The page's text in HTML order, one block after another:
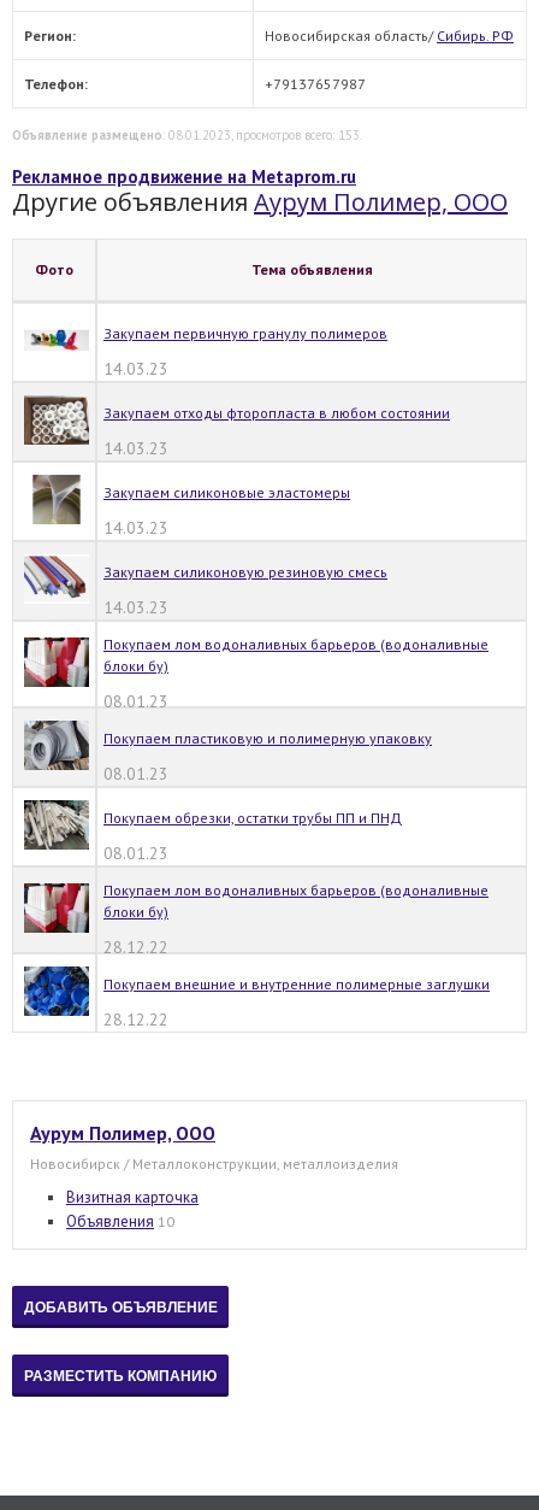
Регион: Новосибирская область/ Сибирь. РФ
Телефон: +79137657987
Объявление размещено: 08.01.2023, просмотров всего: 153.
Рекламное продвижение на Metaprom.ru
Другие объявления Аурум Полимер, ООО
Фото Тема объявления
Закупаем первичную гранулу полимеров
14.03.23
Закупаем отходы фторопласта в любом состоянии
14.03.23
Закупаем силиконовые эластомеры
14.03.23
Закупаем силиконовую резиновую смесь
14.03.23
Покупаем лом водоналивных барьеров (водоналивные
блоки бу)
08.01.23
Покупаем пластиковую и полимерную упаковку
08.01.23
Покупаем обрезки, остатки трубы ПП и ПНД
08.01.23
Покупаем лом водоналивных барьеров (водоналивные
блоки бу)
28.12.22
Покупаем внешние и внутренние полимерные заглушки
28.12.22
Аурум Полимер, ООО
Новосибирск / Металлоконструкции, металлоизделия
Визитная карточка
Объявления 10